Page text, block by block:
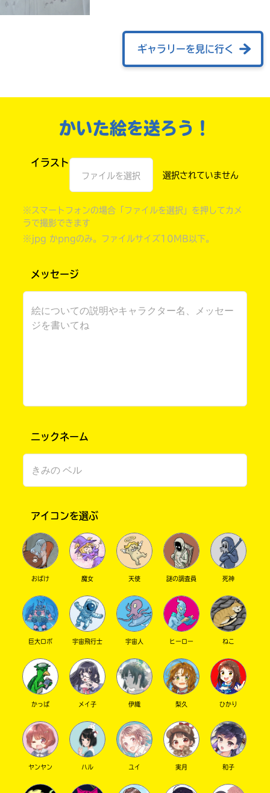
このマチのことを
もっと知りたい
キミに
ギャラリーを見に行く
かいた絵を送ろう！
イラスト
ファイルを選択
※スマートフォンの場合「ファイルを選択」を押してカメ
ラで撮影できます
※jpg かpngのみ。ファイルサイズ10MB以下。
メッセージ
ニックネーム
アイコンを選ぶ
おばけ 魔女 天使 謎の調査員 死神
巨大ロボ 宇宙飛行士 宇宙人 ヒーロー ねこ
かっぱ メイ子 伊織 梨久 ひかり
ヤンヤン ハル ユイ 実月 和子